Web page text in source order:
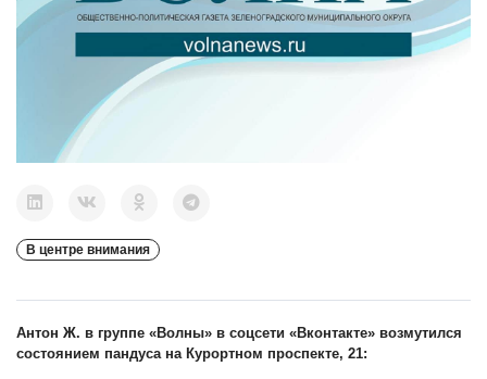
В центре внимания
Антон Ж. в группе «Волны» в соцсети «Вконтакте» возмутился
состоянием пандуса на Курортном проспекте, 21: